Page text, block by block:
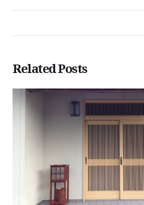
Related Posts